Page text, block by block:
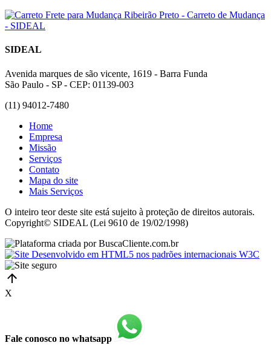
SIDEAL
Avenida marques de são vicente, 1619 - Barra Funda
São Paulo - SP - CEP: 01139-003
(11) 94012-7480
Home
Empresa
Missão
Serviços
Contato
Mapa do site
Mais Serviços
O inteiro teor deste site está sujeito à proteção de direitos autorais.
Copyright© SIDEAL (Lei 9610 de 19/02/1998)
X
Fale conosco no whatsapp